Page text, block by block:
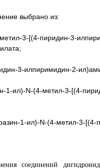
выбрано из:
3-[(4-пиридин-3-
3-илпиримидин-2-
1-ил)-N-(4-метил-3-[(4-
1-ил)-N-(4-метил-3-